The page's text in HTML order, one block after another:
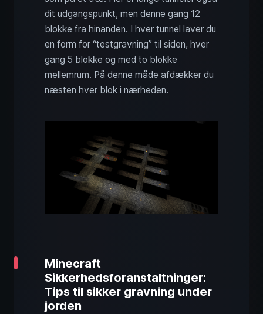
dit udgangspunkt, men denne gang 12
blokke fra hinanden. I hver tunnel laver du
en form for “testgravning” til siden, hver
gang 5 blokke og med to blokke
mellemrum. På denne måde afdækker du
næsten hver blok i nærheden.
Minecraft
Sikkerhedsforanstaltninger:
Tips til sikker gravning under
jorden